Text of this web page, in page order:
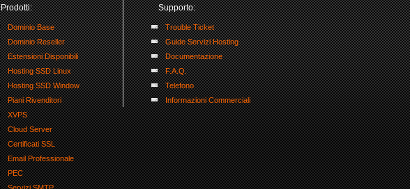
Prodotti:
Dominio Base
Dominio Reseller
Estensioni Disponibili
Hosting SSD Linux
Hosting SSD Window
Piani Rivenditori
XVPS
Cloud Server
Certificati SSL
Email Professionale
PEC
Supporto:
Trouble Ticket
Guide Servizi Hosting
Documentazione
F.A.Q.
Telefono
Informazioni Commerciali